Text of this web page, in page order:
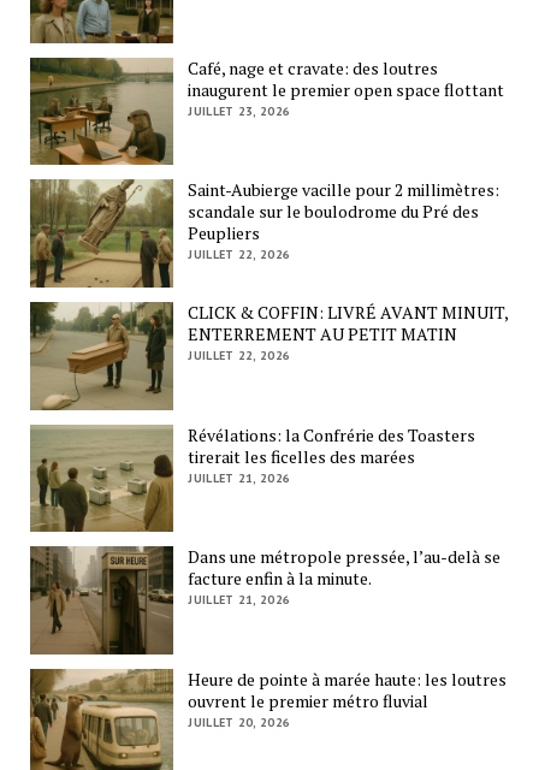
Café, nage et cravate: des loutres
inaugurent le premier open space flottant
JUILLET 23, 2026
Saint-Aubierge vacille pour 2 millimètres:
scandale sur le boulodrome du Pré des
Peupliers
JUILLET 22, 2026
CLICK & COFFIN: LIVRÉ AVANT MINUIT,
ENTERREMENT AU PETIT MATIN
JUILLET 22, 2026
Révélations: la Confrérie des Toasters
tirerait les ficelles des marées
JUILLET 21, 2026
Dans une métropole pressée, l’au-delà se
facture enfin à la minute.
JUILLET 21, 2026
Heure de pointe à marée haute: les loutres
ouvrent le premier métro fluvial
JUILLET 20, 2026